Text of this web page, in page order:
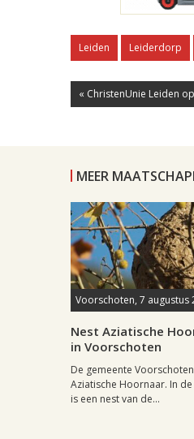
Leiden Leiderdorp
« ChristenUnie Leiden
MEER
Voorschoten, 7 augustus
Nest Aziatische
in Voorschoten
De gemeente
Aziatische Hoornaar. In
is een nest van de...